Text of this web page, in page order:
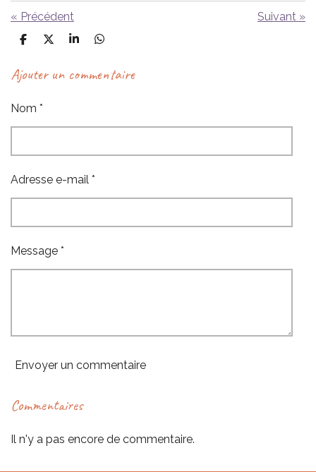
« Précédent Suivant »
P
t
e
P
t
P
t
P
t
Ajouter un commentaire
Nom *
Adresse e-mail *
Message *
Envoyer un commentaire
Commentaires
Il n'y a pas encore de commentaire.